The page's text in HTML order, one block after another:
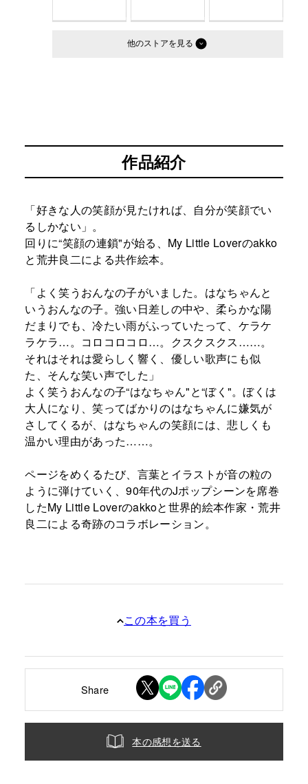
他のストア
作品紹介
「好きな人の笑顔が見たければ、自分が笑顔でい
るしかない」。
回りに“笑顔の連鎖"が始る、My Little Loverのakko
と荒井良二による共作絵本。
「よく笑うおんなの子がいました。はなちゃんと
いうおんなの子。強い日差しの中や、柔らかな陽
だまりでも、冷たい雨がふっていたって、ケラケ
ラケラ…。コロコロコロ…。クスクスクス……。
それはそれは愛らしく響く、優しい歌声にも似
た、そんな笑い声でした」
よく笑うおんなの子“はなちゃん"と“ぼく"。ぼくは
大人になり、笑ってばかりのはなちゃんに嫌気が
さしてくるが、はなちゃんの笑顔には、悲しくも
温かい理由があった……。
ページをめくるたび、言葉とイラストが音の粒の
ように弾けていく、90年代のJポップシーンを席巻
したMy Little Loverのakkoと世界的絵本作家・荒井
良二による奇跡のコラボレーション。
この本を買う
Share
本の感想を送る